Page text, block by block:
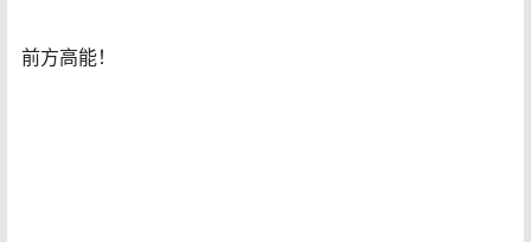
前方高能！